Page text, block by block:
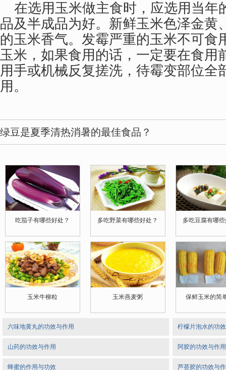
在选用玉米做主食时，应选用当年
品及半成品为好。新鲜玉米色泽金黄
的玉米香气。发霉严重的玉米不可食
玉米，如果食用的话，一定要在食用
用手或机械反复搓洗，待霉变部位全
用。
绿豆是夏季清热消暑的最佳食品？
吃茄子有哪些好处？ 多吃野菜有哪些好处？ 多吃豆腐有哪
玉米牛柳粒 玉米燕麦粥 保鲜玉米的简
六味地黄丸的功效与作用
山药的功效与作用
蜂蜜的作用与功效
柠檬片泡水的功
阿胶的功效与作
芦荟胶的功效与